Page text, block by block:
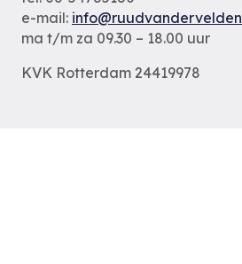
e-mail:
ma t/m za 09.30 – 18.00 uur
KVK Rotterdam 24419978